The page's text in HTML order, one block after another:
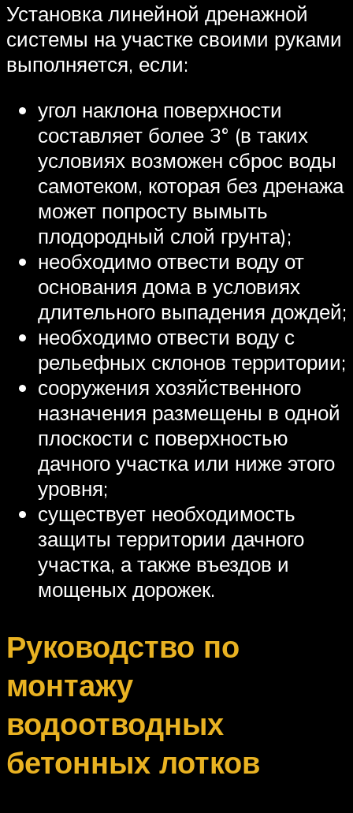
Установка линейной дренажной
системы на участке своими руками
выполняется, если:
угол наклона поверхности
составляет более 3° (в таких
условиях возможен сброс воды
самотеком, которая без дренажа
может попросту вымыть
плодородный слой грунта);
необходимо отвести воду от
основания дома в условиях
длительного выпадения дождей;
необходимо отвести воду с
рельефных склонов территории;
сооружения хозяйственного
назначения размещены в одной
плоскости с поверхностью
дачного участка или ниже этого
уровня;
существует необходимость
защиты территории дачного
участка, а также въездов и
мощеных дорожек.
Руководство по
монтажу
водоотводных
бетонных лотков